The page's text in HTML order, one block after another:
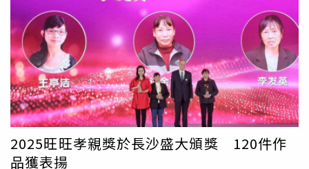
種情況，將近2/3是60歲以上會員，大家在乎的都不是執業
上的事物，比較多關心福利面，「最後加入的年輕人也被同
化，這生態要改變還需要點時間！」「建築師公會在社會上
的評價不是那麼高，最主要原因還是建築師自己不夠爭
氣！」長年積極參與公共議題、台灣建築界改革運動靈魂人
物呂欽文不客氣的點出問題核心：「公會的品質要改革！」
怎麼提升公會形象、讓公會在社會上有話語權、講出來的意
見能被重視，是公會改革最大目標。他認為，公會應有理想
性，不只是為了公會本身的利益，也為建築師的終極利益，
還要積極參與社會活動、加強與公共利益的連結。若建築師
是因為該長輩之前出國到夏威夷，新冠疫情時無法返台而遭
除籍，今年終於回國。衛福部每年除辦理
敬老活動，
也會致贈金鎖片，作為象徵長壽與福氣的重陽賀禮。剛滿百
歲者，可獲得重量2錢的金鎖片，以台灣銀行10月29日盤後
交易黃金牌價為例，每1公克銀行買進價為3935元，2錢等
於7.5公克，以此試算，剛滿百歲者的金鎖片價值高達2萬
9512.5元；超過百歲者，每年則有較小的0.5錢金鎖片，值
7378.1元。金價持續上漲，周道君表示，今年金鎖片預算也
創新高，不過衛福部在黃金剛開始漲時就採購，沒買在最高
點，決標金額為7699萬5606元。不論是65歲以上長者或百
2025旺旺孝親獎於長沙盛大頒獎 120件作
品獲表揚